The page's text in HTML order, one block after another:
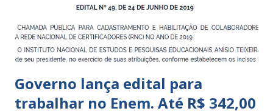
Indígena, e trabalham com cri...
Governo lança edital para
trabalhar no Enem. Até R$ 342,00